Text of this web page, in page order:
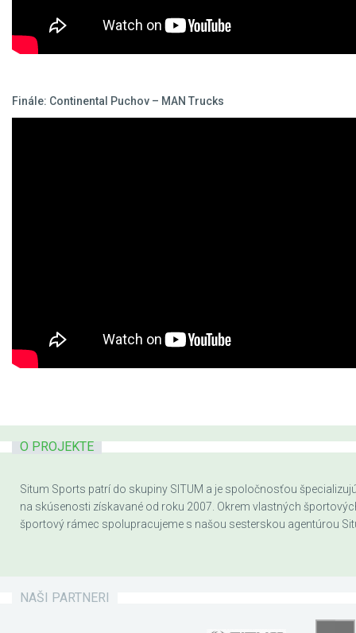
Finále: Continental Puchov – MAN Trucks
O PROJEKTE
Situm Sports patrí do skupiny SITUM a je spoločnosťou
na skúsenosti získavané od roku 2007. Okrem vlastných
športový rámec spolupracujeme s našou sesterskou agentúrou
NAŠI PARTNERI